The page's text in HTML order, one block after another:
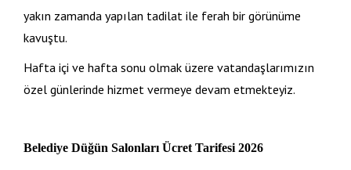
yakın zamanda yapılan tadilat ile ferah bir görünüme
kavuştu.
Hafta içi ve hafta sonu olmak üzere vatandaşlarımızın
özel günlerinde hizmet vermeye devam etmekteyiz.
Belediye Düğün Salonları Ücret Tarifesi 2026